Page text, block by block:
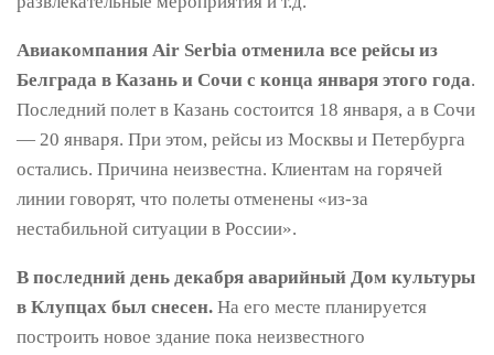
Авиакомпания Air Serbia отменила все рейсы из
Белграда в Казань и Сочи с конца января этого года.
Последний полет в Казань состоится 18 января, а в Сочи
— 20 января. При этом, рейсы из Москвы и Петербурга
остались. Причина неизвестна. Клиентам на горячей
линии говорят, что полеты отменены «из-за
нестабильной ситуации в России».
В последний день декабря аварийный Дом культуры
в Клупцах был снесен. На его месте планируется
построить новое здание пока неизвестного